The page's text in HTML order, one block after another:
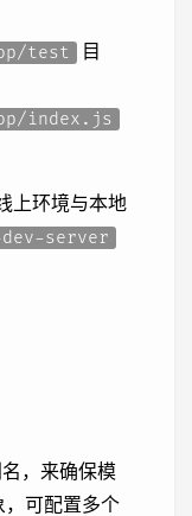
test
目
index.js
上环境与本地
dev-server
，来确保模
，可配置多个